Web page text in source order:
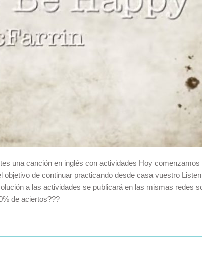
una canción en inglés con actividades Hoy
de continuar practicando desde casa vuestro
a las actividades se publicará en las mismas redes
de aciertos???